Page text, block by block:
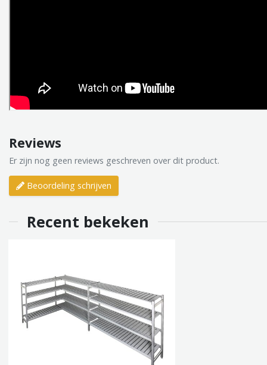
Reviews
Er zijn nog geen reviews geschreven over dit product.
Beoordeling schrijven
Recent bekeken